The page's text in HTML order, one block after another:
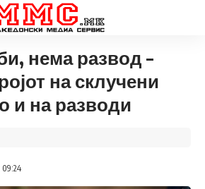
нема развод –
на склучени
и на разводи
09:24